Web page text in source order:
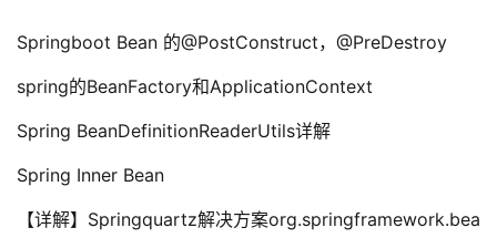
Springboot Bean 的@PostConstruct，@PreDestroy
spring的BeanFactory和ApplicationContext
Spring BeanDefinitionReaderUtils详解
Spring Inner Bean
【详解】Springquartz解决方案org.springframework.bea